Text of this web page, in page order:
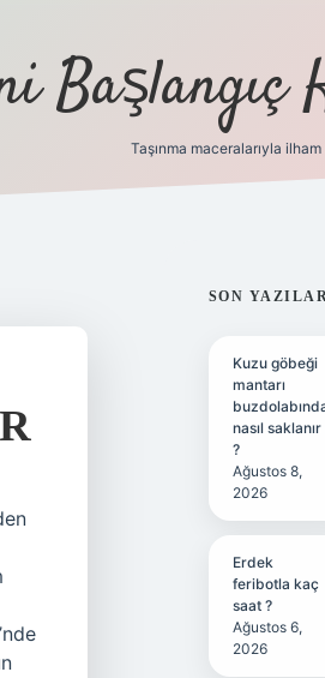
Başlangıç
Taşınma maceralarıyla
SON
Kuzu göbeği
mantarı
nasıl saklanır
?
Ağustos 8,
2026
Erdek
feribotla kaç
saat ?
Ağustos 6,
2026